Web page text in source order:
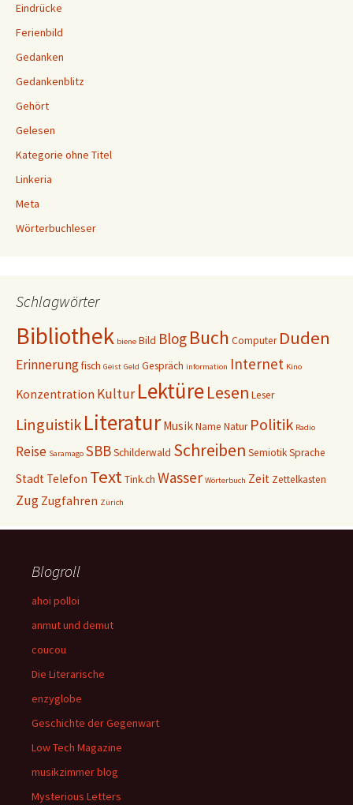
Eindrücke
Ferienbild
Gedanken
Gedankenblitz
Gehört
Gelesen
Kategorie ohne Titel
Linkeria
Meta
Wörterbuchleser
Schlagwörter
Bibliothek biene Bild Blog Buch Computer Duden
Erinnerungfisch Geist Geld Gespräch information Internet Kino
Konzentration Kultur LektüreLesen Leser
LinguistikLiteratur MusikName Natur Politik Radio
Reise Saramago SBBSchilderwald Schreiben SemiotikSprache
Stadt Telefon TextTink.ch Wasser Wörterbuch Zeit Zettelkasten
Zug Zugfahren Zürich
Blogroll
ahoi polloi
anmut und demut
coucou
Die Literarische
enzyglobe
Geschichte der Gegenwart
Low Tech Magazine
musikzimmer blog
Mysterious Letters